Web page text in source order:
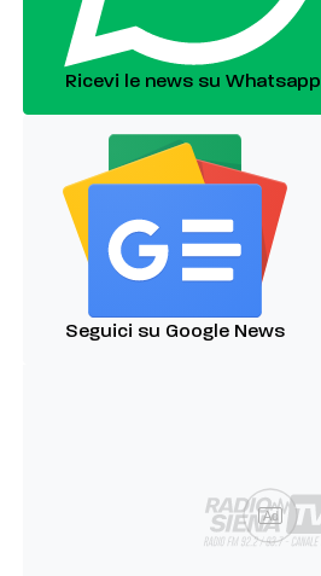
Ricevi le news su Whatsapp
Seguici su Google News
Ad